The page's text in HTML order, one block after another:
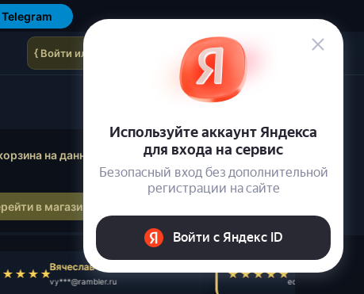
{ Войти или зарегистрироваться }
на данный момент пуста.
в магазин
Вячеслав Т.
vy***@rambler.ru
Эдуард С.
ed***@yandex.ru